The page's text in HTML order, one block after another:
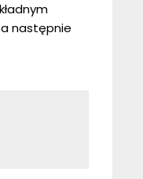
następnie